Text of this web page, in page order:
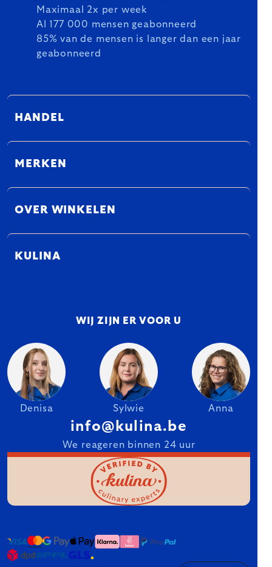
Maximaal 2x per week
Al 177 000 mensen geabonneerd
85% van de mensen is langer dan een jaar
geabonneerd
HANDEL
MERKEN
OVER WINKELEN
KULINA
WIJ ZIJN ER VOOR U
Denisa Sylwie Anna
info@kulina.be
We reageren binnen 24 uur